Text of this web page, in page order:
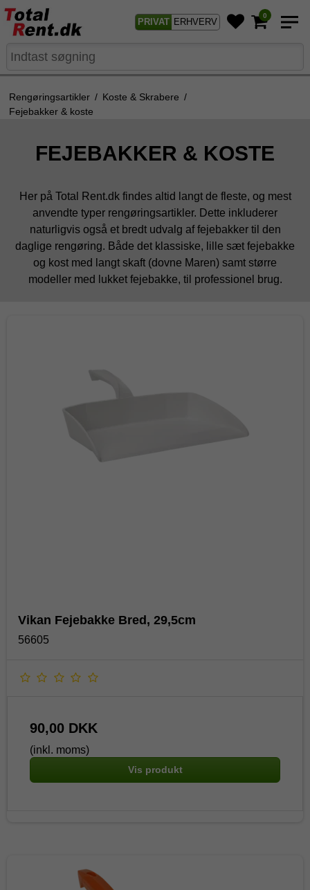
PRIVAT ERHVERV
0
Rengøringsartikler / Koste & Skrabere /
Fejebakker & koste
FEJEBAKKER & KOSTE
Her på Total Rent.dk findes altid langt de fleste, og mest
anvendte typer rengøringsartikler. Dette inkluderer
naturligvis også et bredt udvalg af fejebakker til den
daglige rengøring. Både det klassiske, lille sæt fejebakke
og kost med langt skaft (dovne Maren) samt større
modeller med lukket fejebakke, til professionel brug.
Vikan Fejebakke Bred, 29,5cm
56605
90,00 DKK
(inkl. moms)
Vis produkt